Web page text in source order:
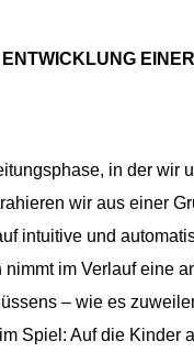
in der wir
wir aus einer
intuitive und
im Verlauf eine
– wie es
Spiel: Auf die